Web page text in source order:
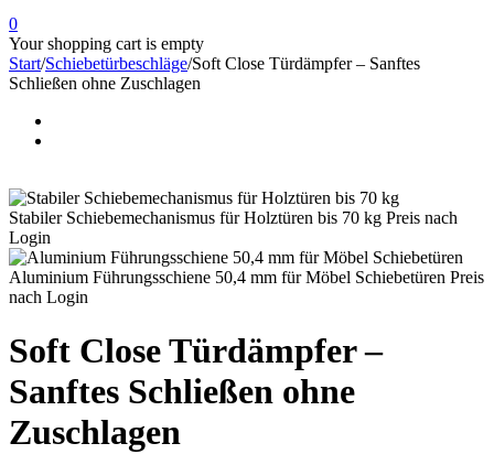
0
Your shopping cart is empty
Start/Schiebetürbeschläge/Soft Close Türdämpfer – Sanftes
Schließen ohne Zuschlagen
Stabiler Schiebemechanismus für Holztüren bis 70 kg Preis nach
Login
Aluminium Führungsschiene 50,4 mm für Möbel Schiebetüren Preis
nach Login
Soft Close Türdämpfer –
Sanftes Schließen ohne
Zuschlagen